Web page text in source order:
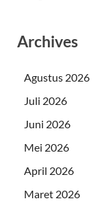
Archives
Agustus 2026
Juli 2026
Juni 2026
Mei 2026
April 2026
Maret 2026